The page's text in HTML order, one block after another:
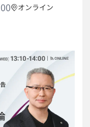
オンライン